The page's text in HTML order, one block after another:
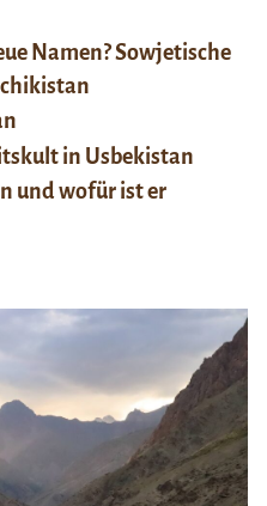
Namen? Sowjetische
in Usbekistan
und wofür ist er